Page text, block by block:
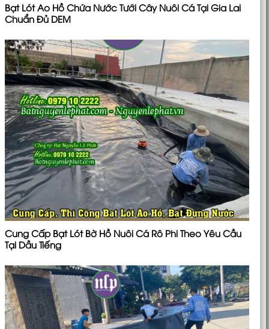
Bạt Lót Ao Hồ Chứa Nước Tưới Cây Nuôi Cá Tại Gia Lai
Chuẩn Đủ DEM
Cung Cấp Bạt Lót Bờ Hồ Nuôi Cá Rô Phi Theo Yêu Cầu
Tại Dầu Tiếng